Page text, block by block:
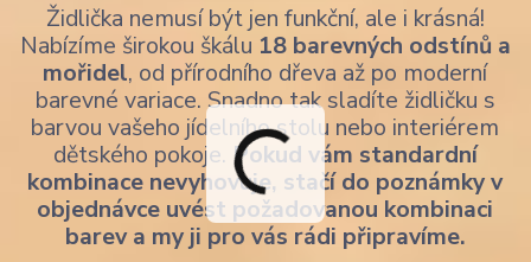
Židlička nemusí být jen funkční, ale i krásná!
Nabízíme širokou škálu 18 barevných odstínů a
mořidel, od přírodního dřeva až po moderní
barevné variace. Snadno tak sladíte židličku s
barvou vašeho jídelního stolu nebo interiérem
dětského pokoje. Pokud vám standardní
kombinace nevyhovuje, stačí do poznámky v
objednávce uvést požadovanou kombinaci
barev a my ji pro vás rádi připravíme.